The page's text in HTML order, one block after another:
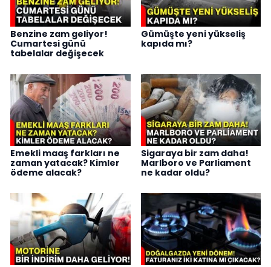
Benzine zam geliyor!
Cumartesi günü
tabelalar değişecek
Gümüşte yeni yükseliş
kapıda mı?
Emekli maaş farkları ne
zaman yatacak? Kimler
ödeme alacak?
Sigaraya bir zam daha!
Marlboro ve Parliament
ne kadar oldu?